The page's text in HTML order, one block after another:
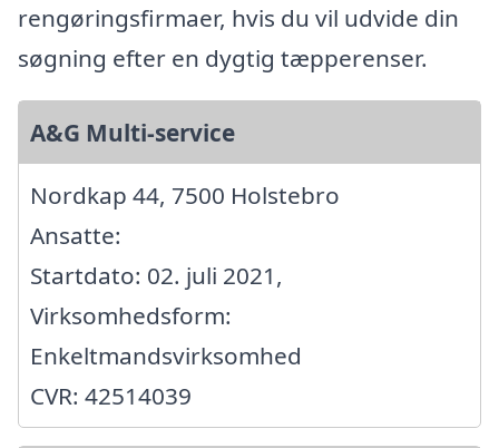
rengøringsfirmaer, hvis du vil udvide din
søgning efter en dygtig tæpperenser.
A&G Multi-service
Nordkap 44, 7500 Holstebro
Ansatte:
Startdato: 02. juli 2021,
Virksomhedsform:
Enkeltmandsvirksomhed
CVR: 42514039